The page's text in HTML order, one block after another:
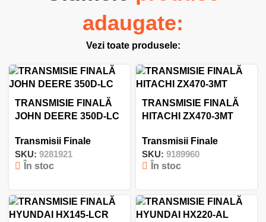
adaugate:
Vezi toate produsele:
TRANSMISIE FINALĂ
JOHN DEERE 350D-LC
Transmisii Finale
SKU: 9281921
În stoc
TRANSMISIE FINALĂ
HITACHI ZX470-3MT
Transmisii Finale
SKU: 9189960
În stoc